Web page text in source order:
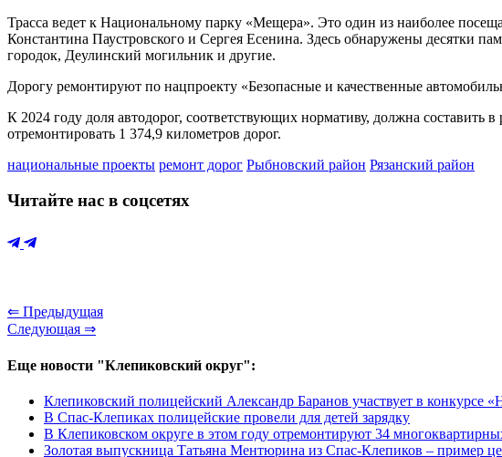
Трасса ведет к Национальному парку «Мещера». Это один из наиболее
Константина Паустровского и Сергея Есенина. Здесь обнаружены десятки
городок, Деулинский могильник и другие.
Дорогу ремонтируют по нацпроекту «Безопасные и качественные
К 2024 году доля автодорог, соответствующих нормативу, должна
отремонтировать 1 374,9 километров дорог.
национальные проекты ремонт дорог Рыбновский район Рязанский район
Читайте нас в соцсетях
⇐ Предыдущая
Следующая ⇒
Еще новости "Клепиковский округ":
Клепиковский полицейский Александр Баранов участвует в конкурсе
В Спас-Клепиках полицейские провели для детей зарядку
В Клепиковском округе в этом году отремонтируют 34
Золотая выпускница Татьяна Ментюрина из Спас-Клепиков – пример